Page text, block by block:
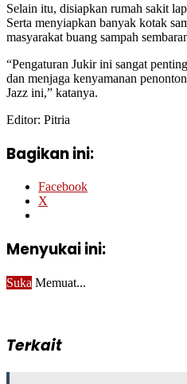
Selain itu, disiapkan rumah sakit
Serta menyiapkan banyak kotak
masyarakat buang sampah
“Pengaturan Jukir ini sangat
dan menjaga kenyamanan
Jazz ini,” katanya.
Editor: Pitria
Bagikan ini:
Facebook
X
Menyukai ini:
Suka Memuat...
Terkait